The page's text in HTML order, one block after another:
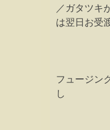
／ガタツキ
は翌日お受
又は配
フュージン
し
又は後